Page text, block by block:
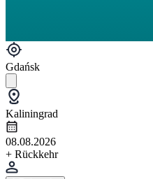
Gdańsk
Kaliningrad
08.08.2026
+ Rückkehr